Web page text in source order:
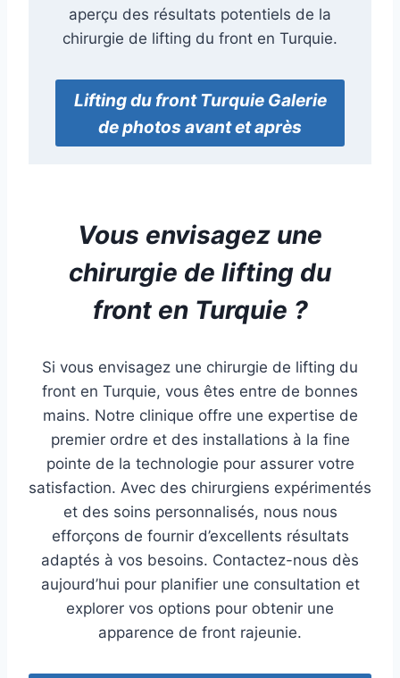
aperçu des résultats potentiels de la
chirurgie de lifting du front en Turquie.
Lifting du front Turquie Galerie
de photos avant et après
Vous envisagez une
chirurgie de lifting du
front en Turquie ?
Si vous envisagez une chirurgie de lifting du
front en Turquie, vous êtes entre de bonnes
mains. Notre clinique offre une expertise de
premier ordre et des installations à la fine
pointe de la technologie pour assurer votre
satisfaction. Avec des chirurgiens expérimentés
et des soins personnalisés, nous nous
efforçons de fournir d’excellents résultats
adaptés à vos besoins. Contactez-nous dès
aujourd’hui pour planifier une consultation et
explorer vos options pour obtenir une
apparence de front rajeunie.